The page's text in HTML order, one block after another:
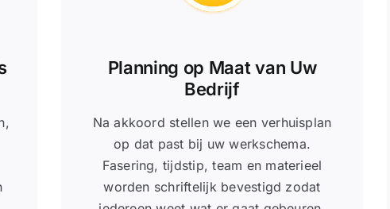
Planning op Maat van Uw
Bedrijf
Na akkoord stellen we een verhuisplan
op dat past bij uw werkschema.
Fasering, tijdstip, team en materieel
worden schriftelijk bevestigd zodat